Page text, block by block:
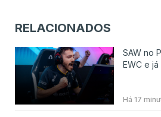
RELACIONADOS
SAW no
EWC e já
Há 17